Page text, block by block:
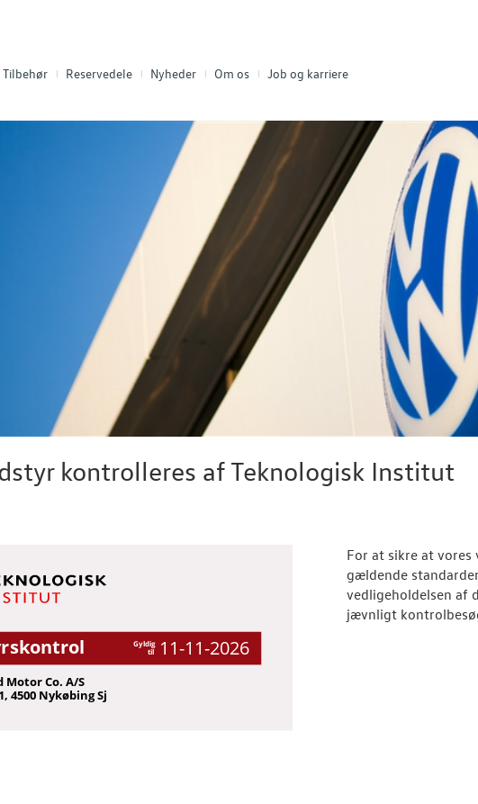
Tilbehør Reservedele Nyheder Om os Job og karriere
kontrolleres af Teknologisk Institut
For at sikre at
gældende
vedligeholdelsen af
jævnligt